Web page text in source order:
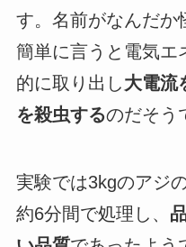
す。名前がなんだか
簡単に言うと電気エ
的に取り出し大電流
を殺虫するのだそう
実験では3kgのアジ
約6分間で処理し、